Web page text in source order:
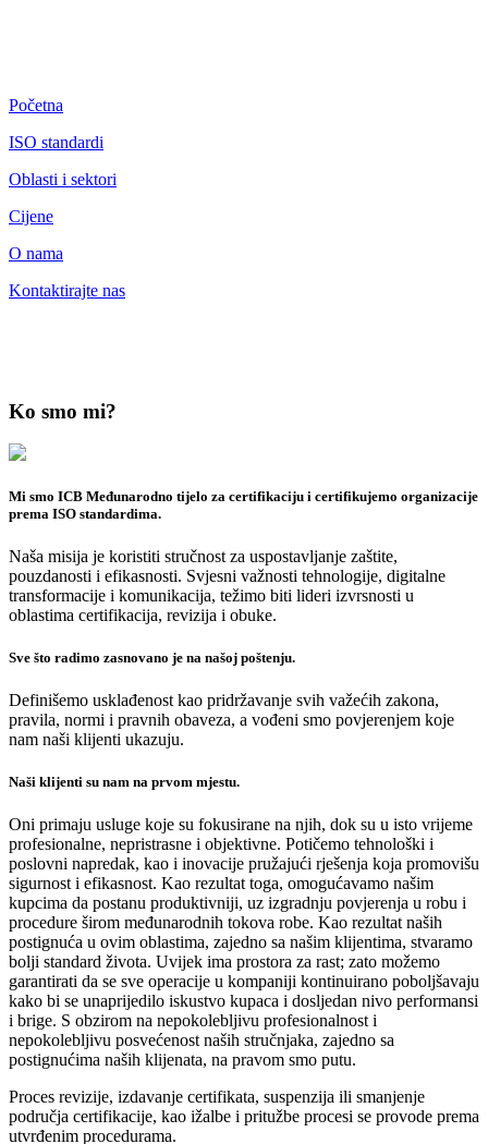
Početna
ISO standardi
Oblasti i sektori
Cijene
O nama
Kontaktirajte nas
Ko smo mi?
Mi smo ICB Međunarodno tijelo za certifikaciju i certifikujemo organizacije
prema ISO standardima.
Naša misija je koristiti stručnost za uspostavljanje zaštite,
pouzdanosti i efikasnosti. Svjesni važnosti tehnologije, digitalne
transformacije i komunikacija, težimo biti lideri izvrsnosti u
oblastima certifikacija, revizija i obuke.
Sve što radimo zasnovano je na našoj poštenju.
Definišemo usklađenost kao pridržavanje svih važećih zakona,
pravila, normi i pravnih obaveza, a vođeni smo povjerenjem koje
nam naši klijenti ukazuju.
Naši klijenti su nam na prvom mjestu.
Oni primaju usluge koje su fokusirane na njih, dok su u isto vrijeme
profesionalne, nepristrasne i objektivne. Potičemo tehnološki i
poslovni napredak, kao i inovacije pružajući rješenja koja promovišu
sigurnost i efikasnost. Kao rezultat toga, omogućavamo našim
kupcima da postanu produktivniji, uz izgradnju povjerenja u robu i
procedure širom međunarodnih tokova robe. Kao rezultat naših
postignuća u ovim oblastima, zajedno sa našim klijentima, stvaramo
bolji standard života. Uvijek ima prostora za rast; zato možemo
garantirati da se sve operacije u kompaniji kontinuirano poboljšavaju
kako bi se unaprijedilo iskustvo kupaca i dosljedan nivo performansi
i brige. S obzirom na nepokolebljivu profesionalnost i
nepokolebljivu posvećenost naših stručnjaka, zajedno sa
postignućima naših klijenata, na pravom smo putu.
Proces revizije, izdavanje certifikata, suspenzija ili smanjenje
područja certifikacije, kao ižalbe i pritužbe procesi se provode prema
utvrđenim procedurama.